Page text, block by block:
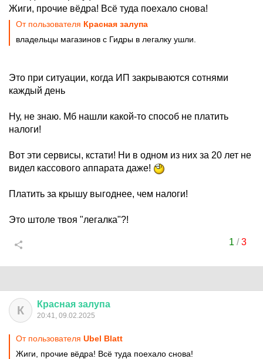
Жиги, прочие вёдра! Всё туда поехало снова!
От пользователя Красная залупа
владельцы магазинов с Гидры в легалку ушли.
Это при ситуации, когда ИП закрываются сотнями
каждый день
Ну, не знаю. Мб нашли какой-то способ не платить
налоги!
Вот эти сервисы, кстати! Ни в одном из них за 20 лет не
видел кассового аппарата даже!
Платить за крышу выгоднее, чем налоги!
Это штоле твоя "легалка"?!
1 /3
К Красная залупа
20:41, 09.02.2025
От пользователя Ubel Blatt
Жиги, прочие вёдра! Всё туда поехало снова!